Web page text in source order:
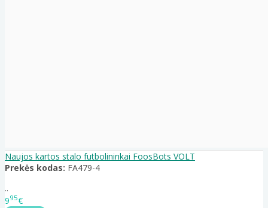
Naujos kartos stalo futbolininkai FoosBots VOLT
Prekės kodas: FA479-4
..
995€